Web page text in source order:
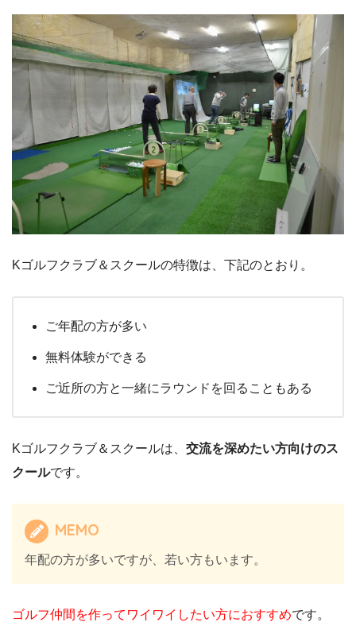
Kゴルフクラブ＆スクールの特徴は、下記のとおり。
ご年配の方が多い
無料体験ができる
ご近所の方と一緒にラウンドを回ることもある
Kゴルフクラブ＆スクールは、 交流を深めたい方向けのス
クールです。
MEMO
年配の方が多いですが、若い方もいます。
ゴルフ仲間を作ってワイワイしたい方におすすめです。